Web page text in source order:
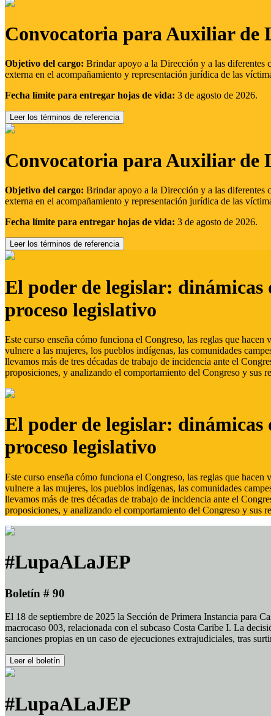
Convocatoria para Auxiliar de
Objetivo del cargo: Brindar apoyo a la Dirección y a las diferentes
externa en el acompañamiento y representación jurídica de las
Fecha límite para entregar hojas de vida: 3 de agosto de 2026.
Leer los términos de referencia
Convocatoria para Auxiliar de
Objetivo del cargo: Brindar apoyo a la Dirección y a las diferentes
externa en el acompañamiento y representación jurídica de las
Fecha límite para entregar hojas de vida: 3 de agosto de 2026.
Leer los términos de referencia
El poder de legislar: dinámicas
proceso legislativo
Este curso enseña cómo funciona el Congreso, las reglas que
vulnere a las mujeres, los pueblos indígenas, las comunidades
llevamos más de tres décadas de trabajo de incidencia ante el
proposiciones, y analizando el comportamiento del Congreso y sus
El poder de legislar: dinámicas
proceso legislativo
Este curso enseña cómo funciona el Congreso, las reglas que
vulnere a las mujeres, los pueblos indígenas, las comunidades
llevamos más de tres décadas de trabajo de incidencia ante el
proposiciones, y analizando el comportamiento del Congreso y sus
#LupaALaJEP
Boletín # 90
El 18 de septiembre de 2025 la Sección de Primera Instancia para
macrocaso 003, relacionada con el subcaso Costa Caribe I. La
sanciones propias en un caso de ejecuciones extrajudiciales, tras
Leer el boletín
#LupaALaJEP